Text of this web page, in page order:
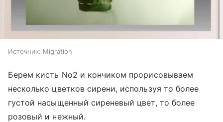
Источник: Migration
Берем кисть No2 и кончиком прорисовываем
несколько цветков сирени, используя то более
густой насыщенный сиреневый цвет, то более
розовый и нежный.